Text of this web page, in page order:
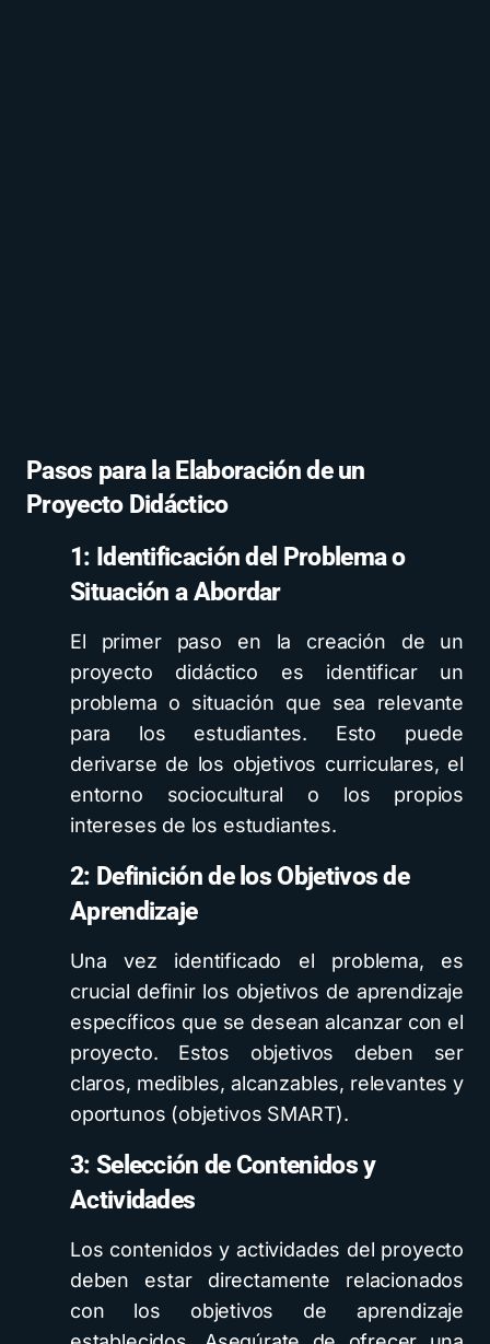
Pasos para la Elaboración de un
Proyecto Didáctico
1: Identificación del Problema o
Situación a Abordar
El primer paso en la creación de un
proyecto didáctico es identificar un
problema o situación que sea relevante
para los estudiantes. Esto puede
derivarse de los objetivos curriculares, el
entorno sociocultural o los propios
intereses de los estudiantes.
2: Definición de los Objetivos de
Aprendizaje
Una vez identificado el problema, es
crucial definir los objetivos de aprendizaje
específicos que se desean alcanzar con el
proyecto. Estos objetivos deben ser
claros, medibles, alcanzables, relevantes y
oportunos (objetivos SMART).
3: Selección de Contenidos y
Actividades
Los contenidos y actividades del proyecto
deben estar directamente relacionados
con los objetivos de aprendizaje